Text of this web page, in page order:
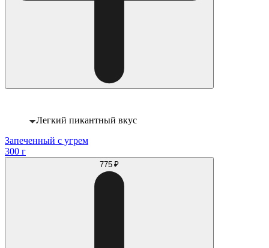
Легкий пикантный вкус
Запеченный с угрем
300 г
775 ₽